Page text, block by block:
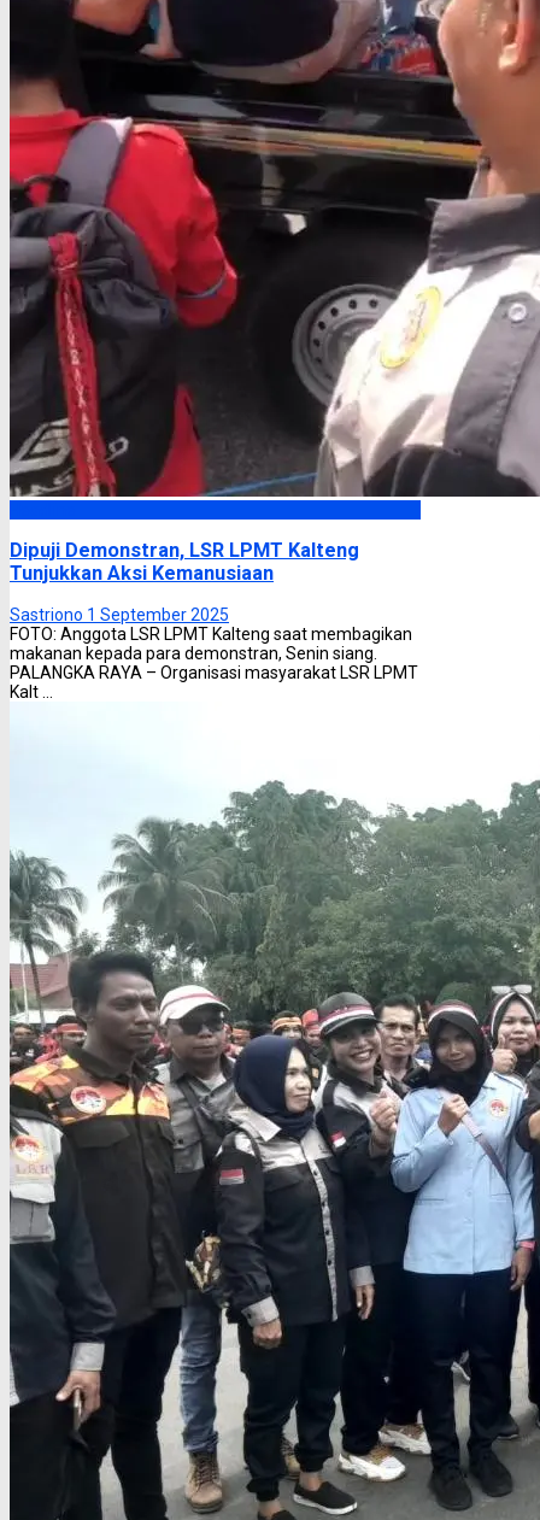
Dipuji Demonstran, LSR LPMT Kalteng
Tunjukkan Aksi Kemanusiaan
Sastriono 1 September 2025
FOTO: Anggota LSR LPMT Kalteng saat membagikan
makanan kepada para demonstran, Senin siang.
PALANGKA RAYA – Organisasi masyarakat LSR LPMT
Kalt ...